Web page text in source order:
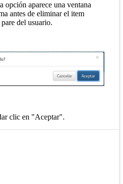
opción aparece una ventana
antes de eliminar el item
del usuario.
clic en "Aceptar".